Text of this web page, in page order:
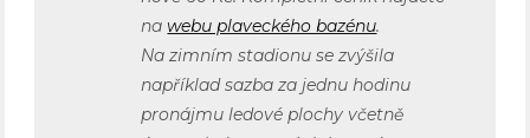
nawebu plaveckého bazénu.
Na zimním stadionu se zvýšila
například sazba za jednu hodinu
pronájmu ledové plochy včetně